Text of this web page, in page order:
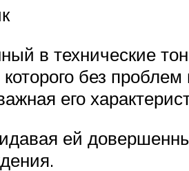
в технические
без
его
ей